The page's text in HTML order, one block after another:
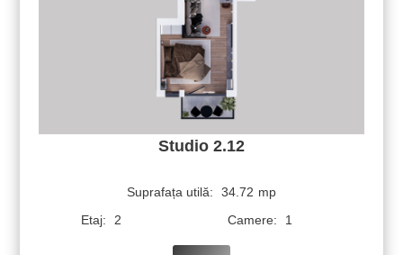
Studio 2.12
Suprafața utilă: 34.72 mp
Etaj:
2 Camere: 1